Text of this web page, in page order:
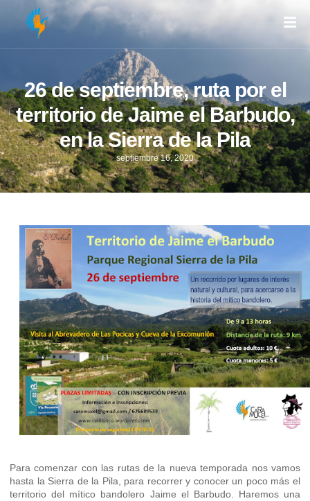
26 de septiembre, ruta por el
territorio de Jaime el Barbudo,
en la Sierra de la Pila
septiembre 16, 2020
Para comenzar con las rutas de la nueva temporada nos vamos
hasta la Sierra de la Pila, para recorrer y conocer un poco más el
territorio del mítico bandolero Jaime el Barbudo. Haremos una